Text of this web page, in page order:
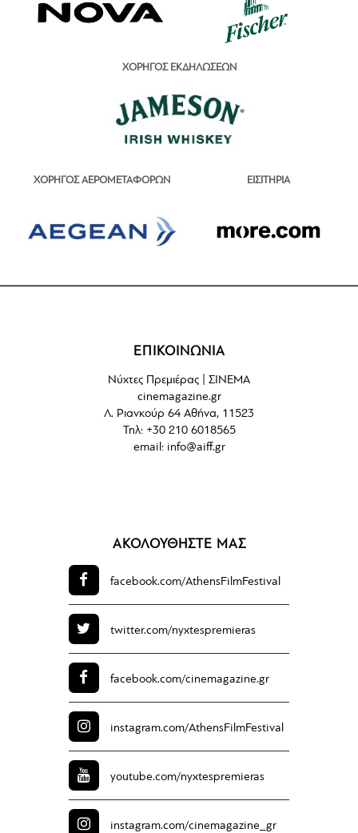
ΧΟΡΗΓΟΣ ΕΚΔΗΛΩΣΕΩΝ
ΧΟΡΗΓΟΣ ΑΕΡΟΜΕΤΑΦΟΡΩΝ ΕΙΣΙΤΗΡΙΑ
ΕΠΙΚΟΙΝΩΝΙΑ
Νύχτες Πρεμιέρας | ΣΙΝΕΜΑ
cinemagazine.gr
Λ. Ριανκούρ 64 Αθήνα, 11523
Τηλ: +30 210 6018565
email: info@aiff.gr
ΑΚΟΛΟΥΘΗΣΤΕ ΜΑΣ
facebook.com/AthensFilmFestival
twitter.com/nyxtespremieras
facebook.com/cinemagazine.gr
instagram.com/AthensFilmFestival
youtube.com/nyxtespremieras
instagram.com/cinemagazine_gr